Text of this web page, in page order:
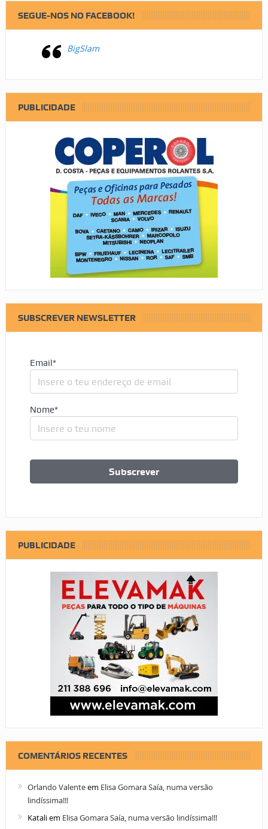
SEGUE-NOS NO FACEBOOK!
BigSlam
PUBLICIDADE
SUBSCREVER NEWSLETTER
Email*
Nome*
PUBLICIDADE
COMENTÁRIOS RECENTES
Orlando Valenteem Elisa Gomara Saía, numa versão
lindíssima!!!
Kataliem Elisa Gomara Saía, numa versão lindíssima!!!